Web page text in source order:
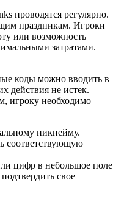
проводятся регулярно.
праздникам. Игроки
или возможность
затратами.
коды можно вводить в
действия не истек.
игроку необходимо
никнейму.
соответствующую
цифр в небольшое поле
свое